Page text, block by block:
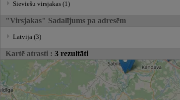
Sieviešu virsjakas (1)
"Virsjakas" Sadalījums pa adresēm
Latvija (3)
Kartē atrasti : 3 rezultāti